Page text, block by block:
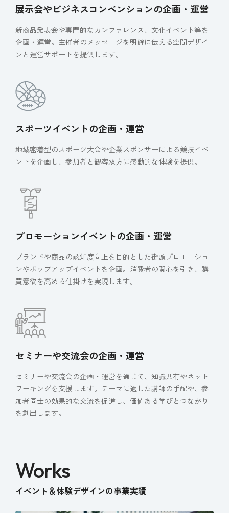
展示会やビジネスコンベンションの企画・運営
新商品発表会や専門的なカンファレンス、文化イベント等を
企画・運営。主催者のメッセージを明確に伝える空間デザイ
ンと運営サポートを提供します。
スポーツイベントの企画・運営
地域密着型のスポーツ大会や企業スポンサーによる競技イベ
ントを企画し、参加者と観客双方に感動的な体験を提供。
プロモーションイベントの企画・運営
ブランドや商品の認知度向上を目的とした街頭プロモーショ
ンやポップアップイベントを企画。消費者の関心を引き、購
買意欲を高める仕掛けを実現します。
セミナーや交流会の企画・運営
セミナーや交流会の企画・運営を通じて、知識共有やネット
ワーキングを支援します。テーマに適した講師の手配や、参
加者同士の効果的な交流を促進し、価値ある学びとつながり
を創出します。
Works
イベント＆体験デザインの事業実績